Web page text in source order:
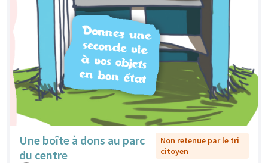
Une boîte à dons au parc
du centre
Non retenue par le tri
citoyen